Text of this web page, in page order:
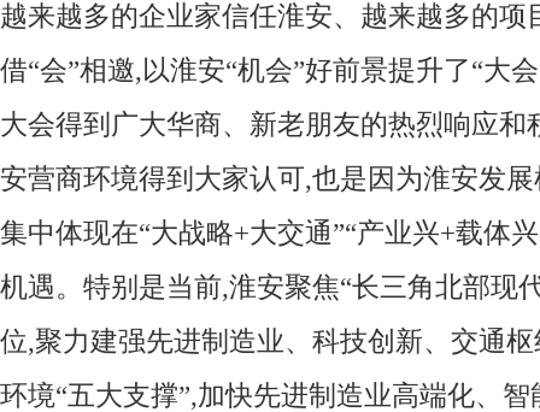
越来越多的企业家信任淮安、越来越多的项
借“会”相邀,以淮安“机会”好前景提升了“大
大会得到广大华商、新老朋友的热烈响应和
安营商环境得到大家认可,也是因为淮安发
集中体现在“大战略+大交通”“产业兴+载体
机遇。特别是当前,淮安聚焦“长三角北部现
位,聚力建强先进制造业、科技创新、交通
环境“五大支撑”,加快先进制造业高端化、